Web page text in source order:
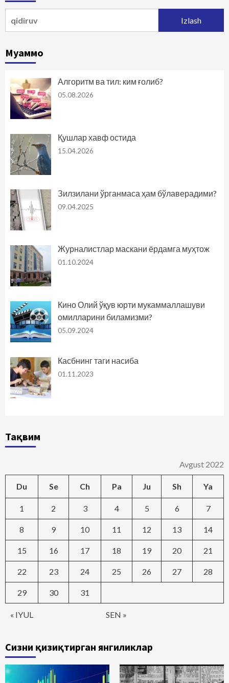
Муаммо
Алгоритм ва тил: ким ғолиб?
05.08.2026
Қушлар хавф остида
15.04.2026
Зилзилани ўрганмаса ҳам бўлаверадими?
09.04.2025
Журналистлар маскани ёрдамга муҳтож
01.10.2024
Кино Олий ўқув юрти мукаммаллашуви
омилларини биламизми?
05.09.2024
Касбнинг таги насиба
01.11.2023
Тақвим
Avgust 2022
Du Se Ch Pa Ju Sh Ya
« IYUL SEN »
1 2 3 4 5 6 7
8 9 10 11 12 13 14
15 16 17 18 19 20 21
22 23 24 25 26 27 28
29 30 31
Сизни қизиқтирган янгиликлар